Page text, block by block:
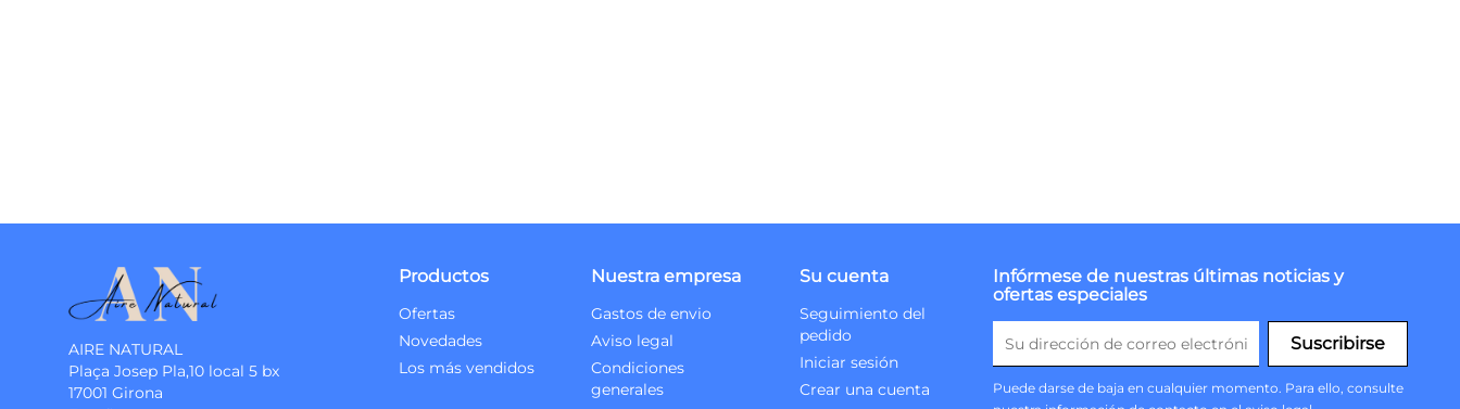
AIRE NATURAL
Plaça Josep Pla,10 local 5 bx
17001 Girona
Productos
Ofertas
Novedades
Los más vendidos
Nuestra empresa
Gastos de envio
Aviso legal
Condiciones
generales
Su cuenta
Seguimiento del
pedido
Iniciar sesión
Crear una cuenta
Infórmese de nuestras últimas noticias y
ofertas especiales
Puede darse de baja en cualquier momento. Para ello, consulte